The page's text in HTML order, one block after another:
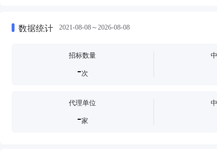
数据统计 2021-08-08～2026-08-08
招标数量
-次
代理单位
-家